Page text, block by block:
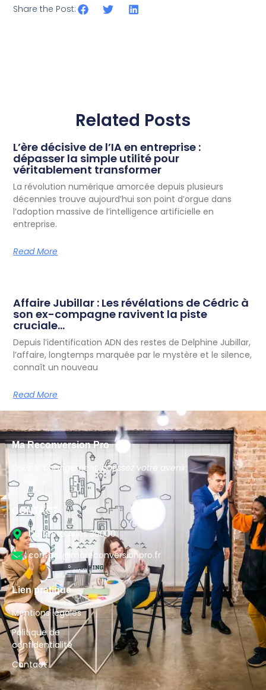
Share the Post:
Related Posts
L’ère décisive de l’IA en entreprise :
dépasser la simple utilité pour
véritablement transformer
La révolution numérique amorcée depuis plusieurs
décennies trouve aujourd’hui son point d’orgue dans
l’adoption massive de l’intelligence artificielle en
entreprise.
Read More
Affaire Jubillar : Les révélations de Cédric à
son ex-compagne ravivent la piste
cruciale…
Depuis l’identification ADN des restes de Delphine Jubillar,
l’affaire, longtemps marquée par le mystère et le silence,
connaît un nouveau
Read More
Ma Reconversion Pro
Osez le changement, bâtissez votre avenir.
CONTACT
D6113 Rte Arles 30000
contact@mareconversionpro.fr
Lien pratique
Mentions légales
Politique de
confidentialité
Contact